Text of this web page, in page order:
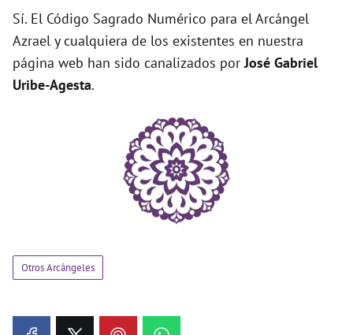
Sí. El Código Sagrado Numérico para el Arcángel
Azrael y cualquiera de los existentes en nuestra
página web han sido canalizados porJosé Gabriel
Uribe-Agesta.
Otros Arcángeles